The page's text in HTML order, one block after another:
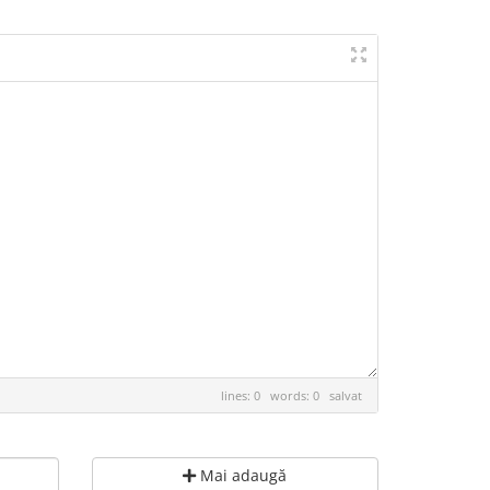
lines: 0 words: 0 salvat
Mai adaugă